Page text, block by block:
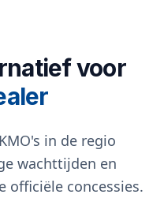
voor
in de regio
wachttijden en
concessies.